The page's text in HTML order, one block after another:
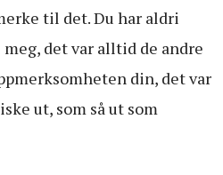
til det. Du har aldri
det var alltid de andre
din, det var
ut, som så ut som